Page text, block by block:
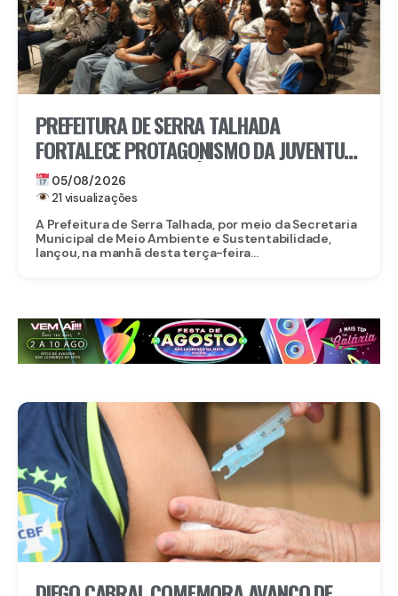
PREFEITURA DE SERRA TALHADA
FORTALECE PROTAGONISMO DA JUVENTUDE
NO ENFRENTAMENTO ÀS MUDANÇAS
CLIMÁTICAS
05/08/2026
21 visualizações
A Prefeitura de Serra Talhada, por meio da Secretaria
Municipal de Meio Ambiente e Sustentabilidade,
lançou, na manhã desta terça-feira...